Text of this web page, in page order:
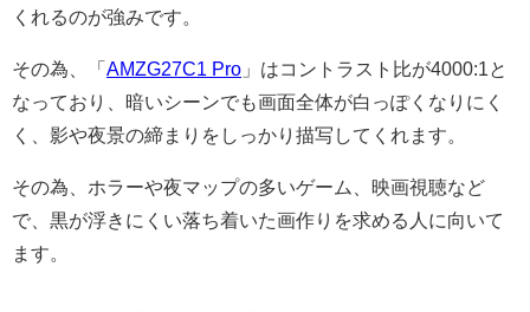
くれるのが強みです。
その為、「 AMZG27C1 Pro 」はコントラスト比が4000:1と
なっており、暗いシーンでも画面全体が白っぽくなりにく
く、影や夜景の締まりをしっかり描写してくれます。
その為、ホラーや夜マップの多いゲーム、映画視聴など
で、黒が浮きにくい落ち着いた画作りを求める人に向いて
ます。